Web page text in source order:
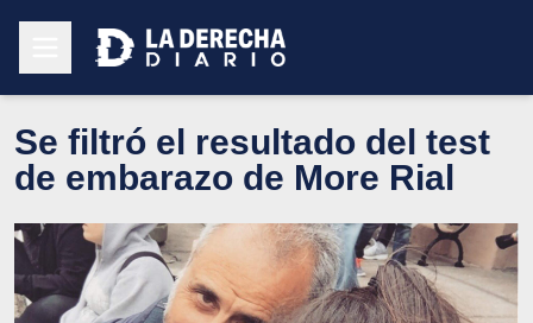
Se filtró el resultado del test
de embarazo de More Rial